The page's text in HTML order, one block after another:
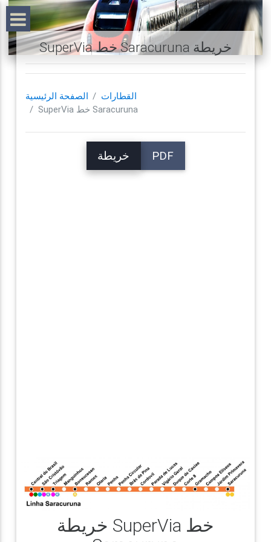
SuperVia خط Saracuruna خريطة
الصفحة الرئيسية
القطارات
SuperVia خط Saracuruna
خريطة PDF
خريطة SuperVia خط